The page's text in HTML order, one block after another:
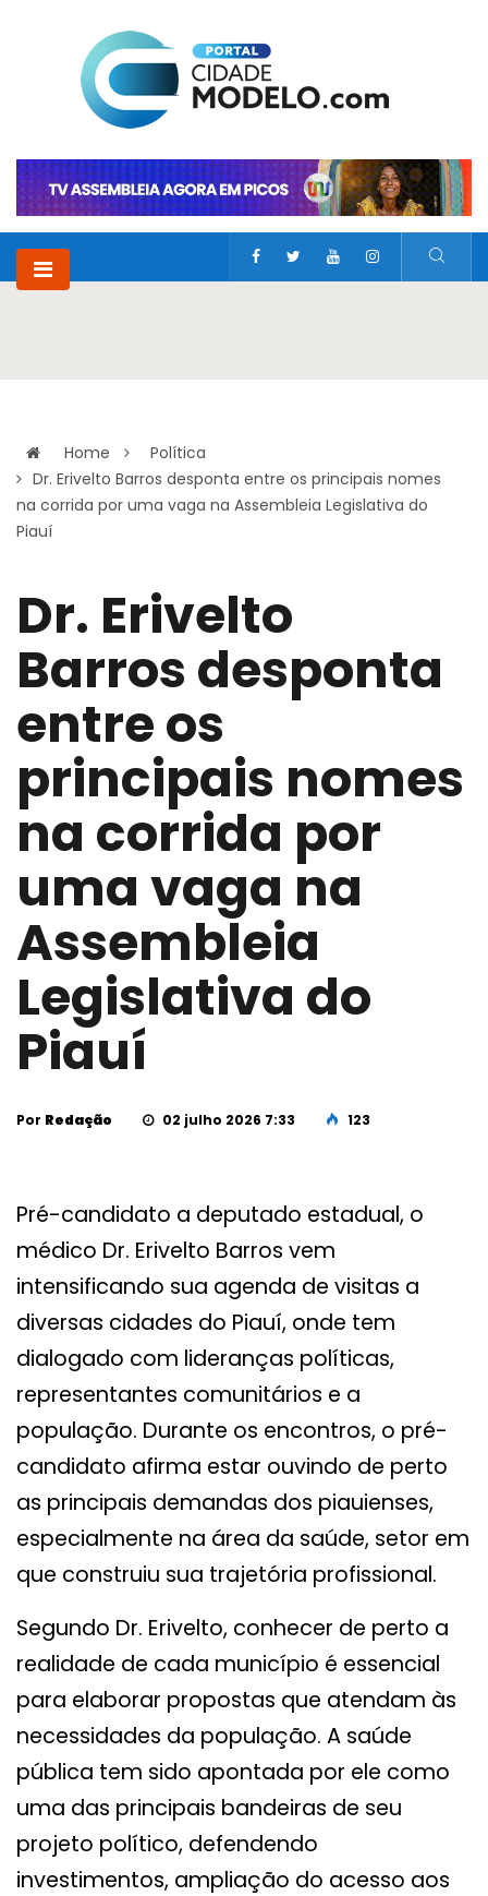
Home
Política
Dr. Erivelto Barros desponta entre os principais nomes
na corrida por uma vaga na Assembleia Legislativa do
Piauí
Dr. Erivelto
Barros desponta
entre os
principais nomes
na corrida por
uma vaga na
Assembleia
Legislativa do
Piauí
Por Redação 02 julho 2026 7:33 123
Pré-candidato a deputado estadual, o
médico Dr. Erivelto Barros vem
intensificando sua agenda de visitas a
diversas cidades do Piauí, onde tem
dialogado com lideranças políticas,
representantes comunitários e a
população. Durante os encontros, o pré-
candidato afirma estar ouvindo de perto
as principais demandas dos piauienses,
especialmente na área da saúde, setor em
que construiu sua trajetória profissional.
Segundo Dr. Erivelto, conhecer de perto a
realidade de cada município é essencial
para elaborar propostas que atendam às
necessidades da população. A saúde
pública tem sido apontada por ele como
uma das principais bandeiras de seu
projeto político, defendendo
investimentos, ampliação do acesso aos